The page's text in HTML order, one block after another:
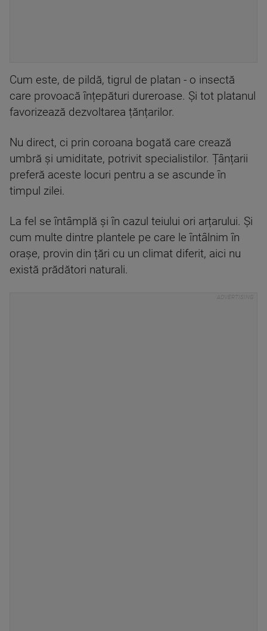
Cum este, de pildă, tigrul de platan - o insectă
care provoacă înțepături dureroase. Și tot platanul
favorizează dezvoltarea țănțarilor.
Nu direct, ci prin coroana bogată care crează
umbră și umiditate, potrivit specialistilor. Țânțarii
preferă aceste locuri pentru a se ascunde în
timpul zilei.
La fel se întâmplă și în cazul teiului ori arțarului. Și
cum multe dintre plantele pe care le întâlnim în
orașe, provin din țări cu un climat diferit, aici nu
există prădători naturali.